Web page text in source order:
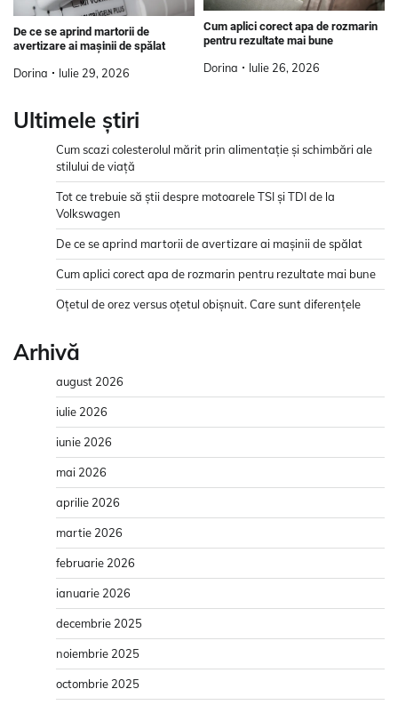
De ce se aprind martorii de
avertizare ai mașinii de spălat
Dorina Iulie 29, 2026
Cum aplici corect apa de rozmarin
pentru rezultate mai bune
Dorina Iulie 26, 2026
Ultimele știri
Cum scazi colesterolul mărit prin alimentație și schimbări ale
stilului de viață
Tot ce trebuie să știi despre motoarele TSI și TDI de la
Volkswagen
De ce se aprind martorii de avertizare ai mașinii de spălat
Cum aplici corect apa de rozmarin pentru rezultate mai bune
Oțetul de orez versus oțetul obișnuit. Care sunt diferențele
Arhivă
august 2026
iulie 2026
iunie 2026
mai 2026
aprilie 2026
martie 2026
februarie 2026
ianuarie 2026
decembrie 2025
noiembrie 2025
octombrie 2025